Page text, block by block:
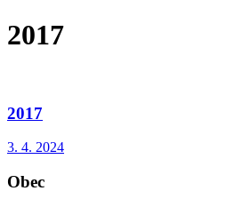
2017
2017
3. 4. 2024
Obec